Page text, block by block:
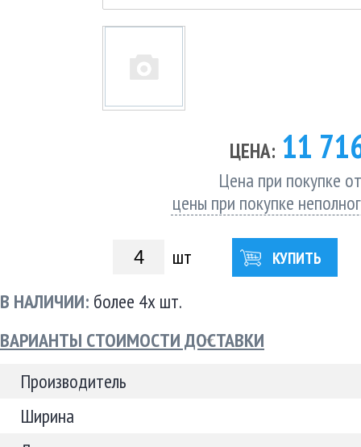
ЦЕНА: 11
Цена при покупке
цены при покупке
шт КУПИТЬ
В НАЛИЧИИ: более 4х шт.
ВАРИАНТЫ СТОИМОСТИ ДОСТАВКИ
Производитель
Ширина